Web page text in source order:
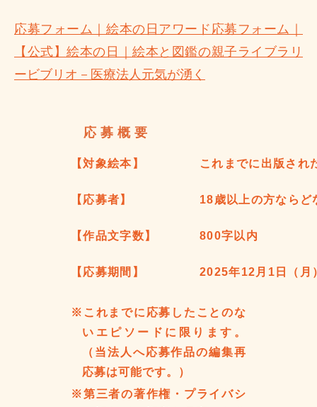
応募フォーム｜絵本の日アワード応募フォーム｜
【公式】絵本の日｜絵本と図鑑の親子ライブラリ
ービブリオ－医療法人元気が湧く
応募概要
【対象絵本】 これまでに出版され
【応募者】 18歳以上の方ならど
【作品文字数】 800字以内
【応募期間】 2025年12月1日（月
※これまでに応募したことのな
いエピソードに限ります。
（当法人へ応募作品の編集再
応募は可能です。）
※第三者の著作権・プライバシ